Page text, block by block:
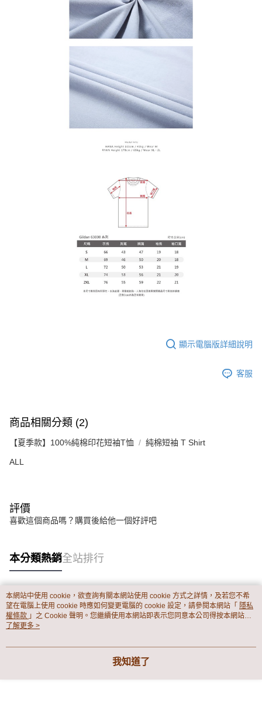
４．使用「AFTEE先享後付」時，將依據個別帳號之用戶狀況，依本公司即
時審查核予不同之上限額度；若仍有額度不足之情形，本公司將視審查結果
請求用戶進行身份認證。
５．嚴禁一人註冊多個帳號或使用他人資訊註冊。若發現惡意使用之情形，
顯示電腦版詳細說明
客服
商品相關分類 (2)
【夏季款】100%純棉印花短袖T恤 純棉短袖 T Shirt
ALL
評價
喜歡這個商品嗎？購買後給他一個好評吧
本分類熱銷全站排行
熱門標籤
本網站中使用 cookie，欲查詢有關本網站使用 cookie 方式之詳情，及若您不希
望在電腦上使用 cookie 時應如何變更電腦的 cookie 設定，請參閱本網站「 隱私
權條款 」之 Cookie 聲明。您繼續使用本網站即表示您同意本公司得按本網站使
用條款之 Cookie 聲明使用 cookie。
了解更多 >
我知道了